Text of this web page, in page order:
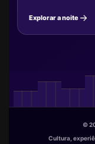
Explorar a noite
©
Cultura,